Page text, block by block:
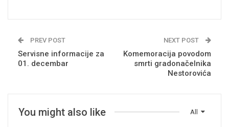
PREV POST
Servisne informacije za
01. decembar
NEXT POST
Komemoracija povodom
smrti gradonačelnika
Nestorovića
All
You might also like